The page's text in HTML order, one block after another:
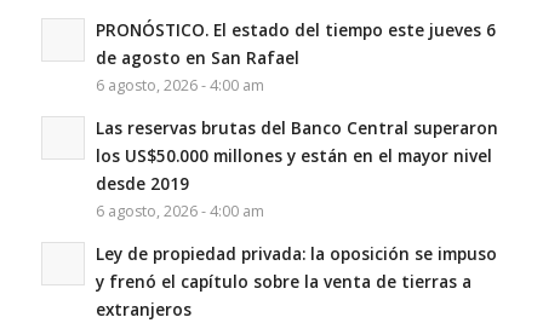
PRONÓSTICO. El estado del tiempo este jueves 6
de agosto en San Rafael
6 agosto, 2026 - 4:00 am
Las reservas brutas del Banco Central superaron
los US$50.000 millones y están en el mayor nivel
desde 2019
6 agosto, 2026 - 4:00 am
Ley de propiedad privada: la oposición se impuso
y frenó el capítulo sobre la venta de tierras a
extranjeros